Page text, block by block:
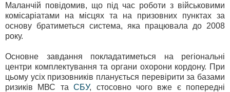
Маланчій повідомив, що під час роботи з військовими
комісаріатами на місцях та на призовних пунктах за
основу братиметься система, яка працювала до 2008
року.
Основне завдання покладатиметься на регіональні
центри комплектування та органи охорони кордону. При
цьому усіх призовників планується перевірити за базами
ризиків МВС таСБУ, стосовно чого вже є попередні